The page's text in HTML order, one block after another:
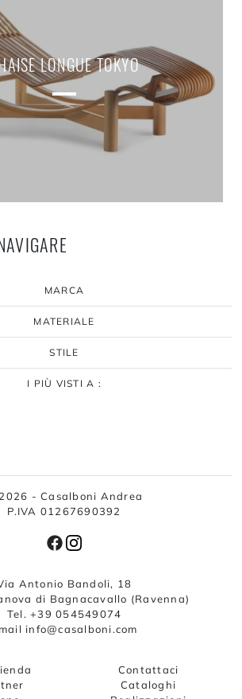
LONGUE TOKYO
MARCA
MATERIALE
STILE
I PIÙ VISTI A :
- Casalboni Andrea
P.IVA 01267690392
Antonio Bandoli, 18
di Bagnacavallo (Ravenna)
Tel. +39 054549074
info@casalboni.com
Contattaci
Cataloghi